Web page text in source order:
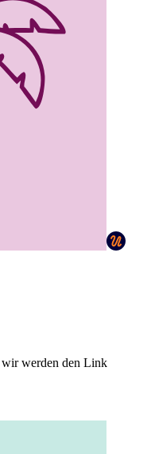
werden den Link